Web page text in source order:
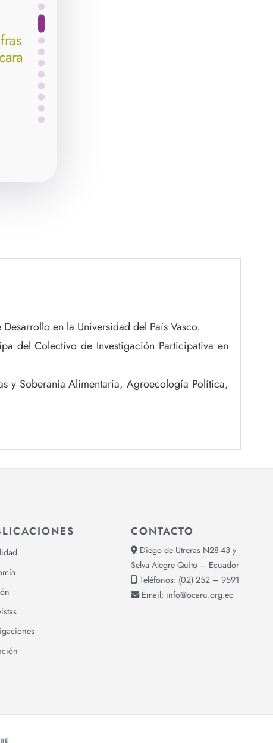
en la Universidad del País Vasco.
del Colectivo de Investigación Participativa en
y Soberanía Alimentaria, Agroecología Política,
CONTACTO
Diego de Utreras N28-43 y
Selva Alegre Quito – Ecuador
Teléfonos: (02) 252 – 9591
Email: info@ocaru.org.ec